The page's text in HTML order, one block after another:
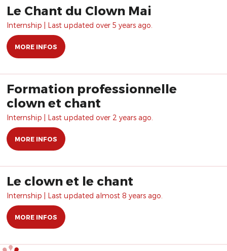
Le Chant du Clown Mai
Internship | Last updated over 5 years ago.
MORE INFOS
Formation professionnelle
clown et chant
Internship | Last updated over 2 years ago.
MORE INFOS
Le clown et le chant
Internship | Last updated almost 8 years ago.
MORE INFOS